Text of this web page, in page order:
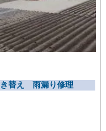
替え 雨漏り修理